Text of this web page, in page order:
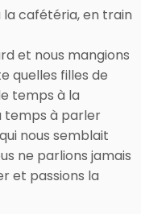
la cafétéria, en train
et nous mangions
quelles filles de
temps à la
temps à parler
nous semblait
ne parlions jamais
et passions la